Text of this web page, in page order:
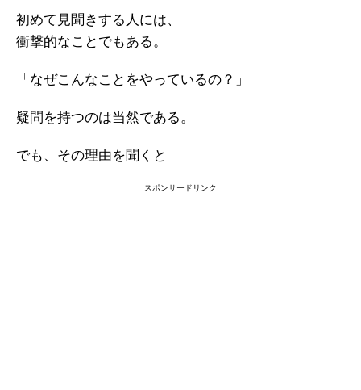
初めて見聞きする人には、
衝撃的なことでもある。
「なぜこんなことをやっているの？」
疑問を持つのは当然である。
でも、その理由を聞くと
スポンサードリンク